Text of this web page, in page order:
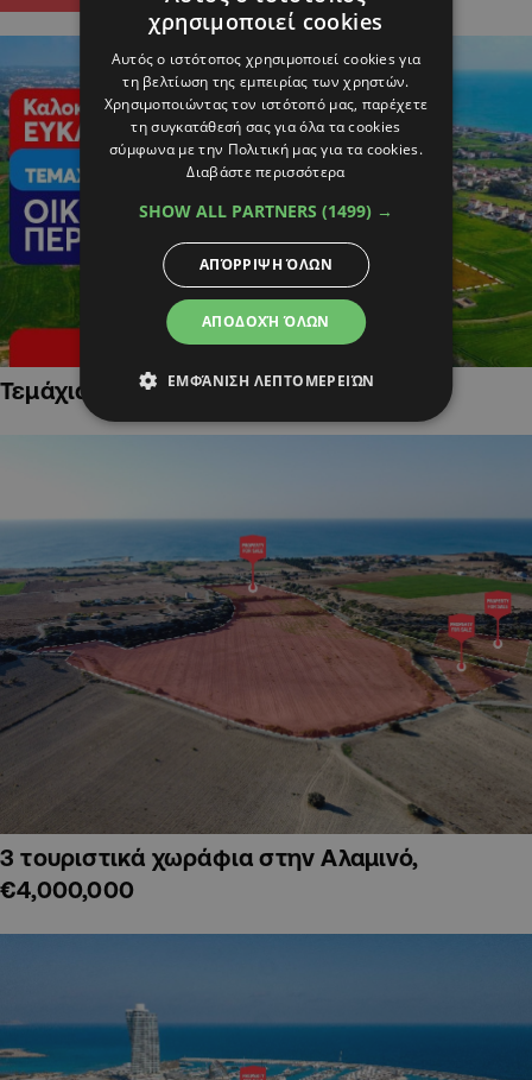
Τεμάχια Γης σε Οικιστικές Περιοχές
3 τουριστικά χωράφια στην Αλαμινό,
€4,000,000
χρησιμοποιεί cookies
Αυτός ο ιστότοπος χρησιμοποιεί cookies για
τη βελτίωση της εμπειρίας των χρηστών.
Χρησιμοποιώντας τον ιστότοπό μας, παρέχετε
τη συγκατάθεσή σας για όλα τα cookies
σύμφωνα με την Πολιτική μας για τα cookies.
Διαβάστε περισσότερα
SHOW ALL PARTNERS (1499) →
ΑΠΟΔΟΧΉ ΌΛΩΝ
ΑΠΌΡΡΙΨΗ ΌΛΩΝ
ΕΜΦΆΝΙΣΗ ΛΕΠΤΟΜΕΡΕΙΏΝ